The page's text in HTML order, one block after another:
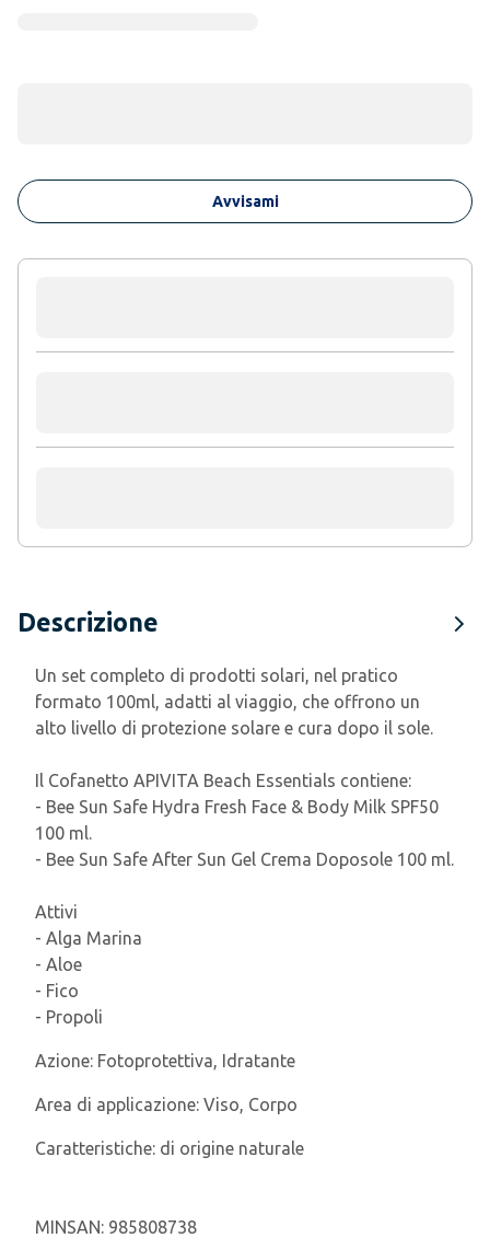
Avvisami
Descrizione
Un set completo di prodotti solari, nel pratico
formato 100ml, adatti al viaggio, che offrono un
alto livello di protezione solare e cura dopo il sole.
Il Cofanetto APIVITA Beach Essentials contiene:
- Bee Sun Safe Hydra Fresh Face & Body Milk SPF50
100 ml.
- Bee Sun Safe After Sun Gel Crema Doposole 100 ml.
Attivi
- Alga Marina
- Aloe
- Fico
- Propoli
Azione: Fotoprotettiva, Idratante
Area di applicazione: Viso, Corpo
Caratteristiche: di origine naturale
MINSAN: 985808738